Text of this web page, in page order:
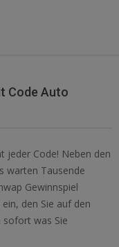
Code Auto
jeder Code! Neben den
warten Tausende
Gewinnspiel
den Sie auf den
sofort was Sie